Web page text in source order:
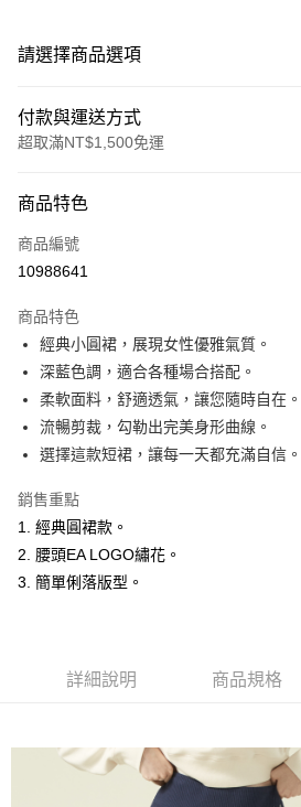
請選擇商品選項
付款與運送方式
超取滿NT$1,500免運
信用卡一次付款
超商取貨付款
Apple Pay
悠遊付
ATM付款
全家取貨付款
每筆NT$60，滿NT$1,500(含以上)免運費
付款後全家取貨
每筆NT$60，滿NT$1,500(含以上)免運費
每筆NT$60，滿NT$1,500(含以上)免運費
商品特色
商品編號
10988641
商品特色
經典小圓裙，展現女性優雅氣質。
深藍色調，適合各種場合搭配。
柔軟面料，舒適透氣，讓您隨時自在。
流暢剪裁，勾勒出完美身形曲線。
選擇這款短裙，讓每一天都充滿自信。
銷售重點
1. 經典圓裙款。
2. 腰頭EA LOGO繡花。
3. 簡單俐落版型。
詳細說明 商品規格